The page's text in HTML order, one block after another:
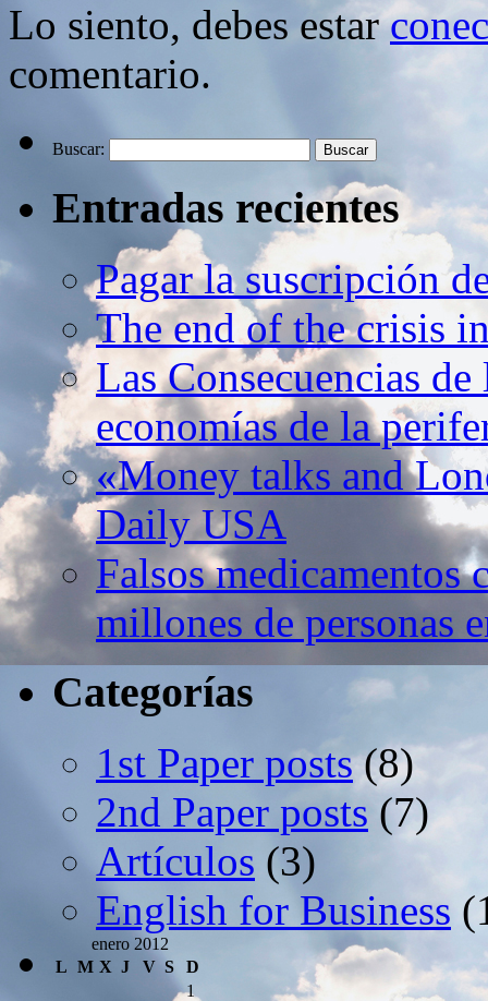
Lo siento, debes estar
comentario.
Buscar:
Entradas recientes
Pagar la suscripción
The end of the crisis
Las Consecuencias
economías de la
«Money talks and
Daily USA
Falsos medicamentos
millones de personas
Categorías
1st Paper posts(8)
2nd Paper posts (7)
Artículos (3)
English for Business
enero 2012
L M X J V S
D
1